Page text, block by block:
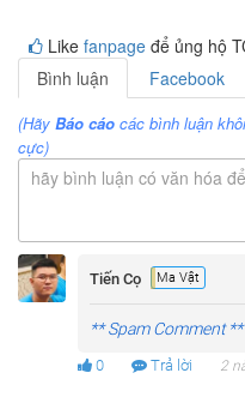
Like fanpage để ủng hộ
Bình luận
Facebook
(Hãy Báo cáo các bình luận
cực)
hãy bình luận có văn hóa
Tiến Cọ Ma Vật
** Spam Comment **
0 Trả lời 2